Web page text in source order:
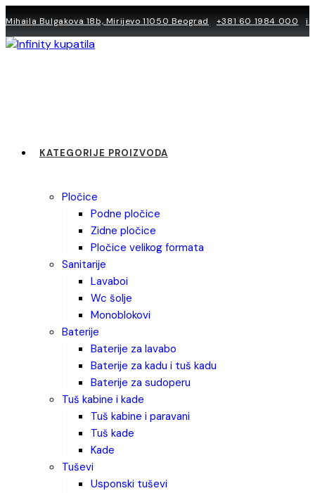
to
content
Mihaila Bulgakova 18b, Mirijevo 11050 Beograd +381 60 1984 000
KATEGORIJE PROIZVODA
pločice
podne pločice
zidne pločice
pločice velikog formata
sanitarije
lavaboi
wc šolje
monoblokovi
baterije
baterije za lavabo
baterije za kadu i tuš kadu
baterije za sudoperu
tuš kabine i kade
tuš kabine i paravani
tuš kade
kade
tuševi
usponski tuševi